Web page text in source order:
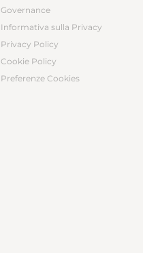
Governance
Informativa sulla Privacy
Privacy Policy
Cookie Policy
Preferenze Cookies